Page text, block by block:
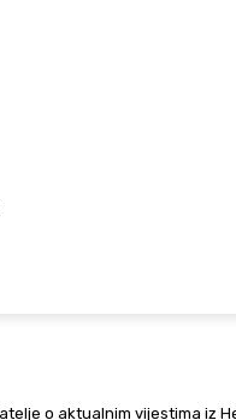
o aktualnim vijestima iz